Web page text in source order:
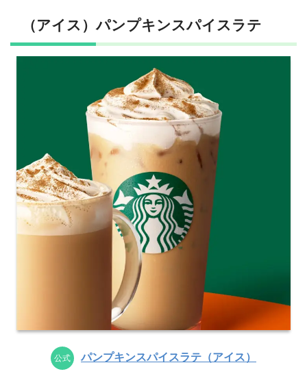
（アイス）パンプキンスパイスラテ
公式 パンプキンスパイスラテ（アイス）